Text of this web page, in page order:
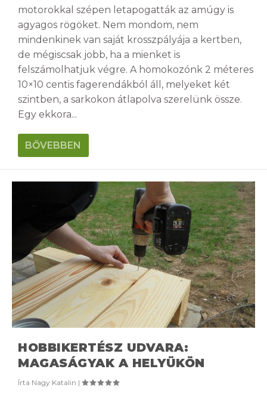
motorokkal szépen letapogatták az amúgy is
agyagos rögöket. Nem mondom, nem
mindenkinek van saját krosszpályája a kertben,
de mégiscsak jobb, ha a mienket is
felszámolhatjuk végre. A homokozónk 2 méteres
10×10 centis fagerendákból áll, melyeket két
szintben, a sarkokon átlapolva szerelünk össze.
Egy ekkora...
BŐVEBBEN
HOBBIKERTÉSZ UDVARA:
MAGASÁGYAK A HELYÜKÖN
Írta Nagy Katalin |